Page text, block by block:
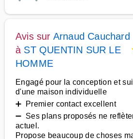
Avis sur Arnaud Cauchard
à ST QUENTIN SUR LE
HOMME
Engagé pour la conception et
d'une maison individuelle
➕ Premier contact excellent
➖ Ses plans proposés ne
actuel.
Propose beaucoup de choses